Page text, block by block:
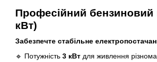
Професійний бензиновий
кВт)
Забезпечте стабільне
🔹 Потужність 3 кВт для живлення